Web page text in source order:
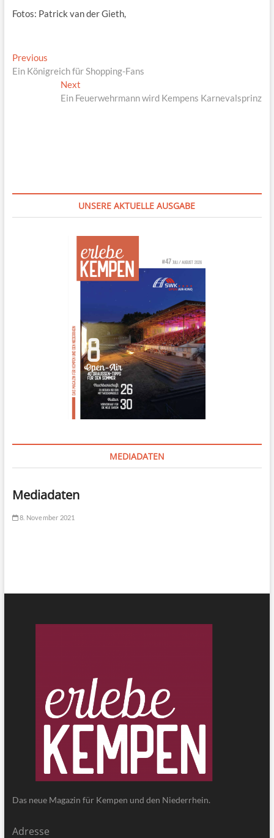
Fotos: Patrick van der Gieth,
Beitragsnavigation
PreviousPrevious
post:
Ein Königreich für Shopping-Fans
Next
post:
Ein Feuerwehrmann wird Kempens Karnevalsprinz
UNSERE AKTUELLE AUSGABE
MEDIADATEN
Mediadaten
8. November 2021
Das neue Magazin für Kempen und den Niederrhein.
Adresse